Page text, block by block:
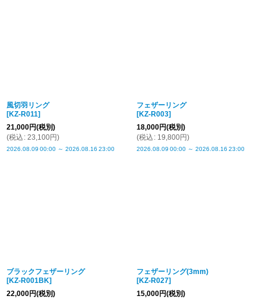
風切羽リング
[KZ-R011]
21,000円(税別)
(税込 : 23,100円)
2026.08.09 00:00 ～ 2026.08.16 23:00
フェザーリング
[KZ-R003]
18,000円(税別)
(税込 : 19,800円)
2026.08.09 00:00 ～ 2026.08.16 23:00
ブラックフェザーリング
[KZ-R001BK]
22,000円(税別)
フェザーリング(3mm)
[KZ-R027]
15,000円(税別)